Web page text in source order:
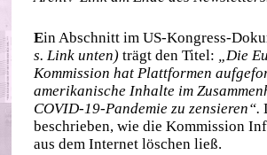
Ein Abschnitt im US-Kongress-
s. Link unten) trägt den Titel:
„Die
Kommission hat Plattformen
amerikanische Inhalte im
COVID-19-Pandemie zu zensieren“.
beschrieben, wie die Kommission
aus dem Internet löschen ließ.